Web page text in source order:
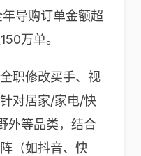
导购订单金额超
万单。
职修改买手、视
对居家/家电/快
外等品类，结合
（如抖音、快